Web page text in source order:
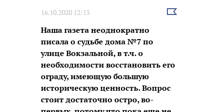
16.10.2020 12:13
Выбрать
Наша газета неоднократно
писала о судьбе дома №7 по
улице Вокзальной, в т.ч. о
необходимости восстановить его
ограду, имеющую большую
историческую ценность. Вопрос
стоит достаточно остро, во-